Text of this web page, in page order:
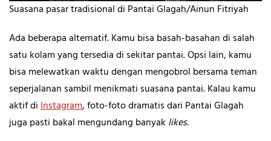
Suasana pasar tradisional di Pantai Glagah/Ainun Fitriyah
Ada beberapa alternatif. Kamu bisa basah-basahan di salah
satu kolam yang tersedia di sekitar pantai. Opsi lain, kamu
bisa melewatkan waktu dengan mengobrol bersama teman
seperjalanan sambil menikmati suasana pantai. Kalau kamu
aktif diInstagram, foto-foto dramatis dari Pantai Glagah
juga pasti bakal mengundang banyak likes.